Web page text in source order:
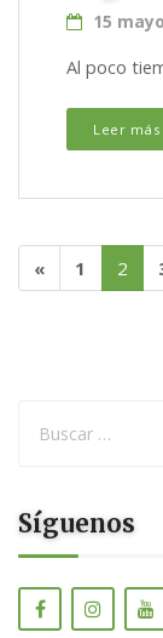
15
Al poco
Leer más
« 1 2
Síguenos